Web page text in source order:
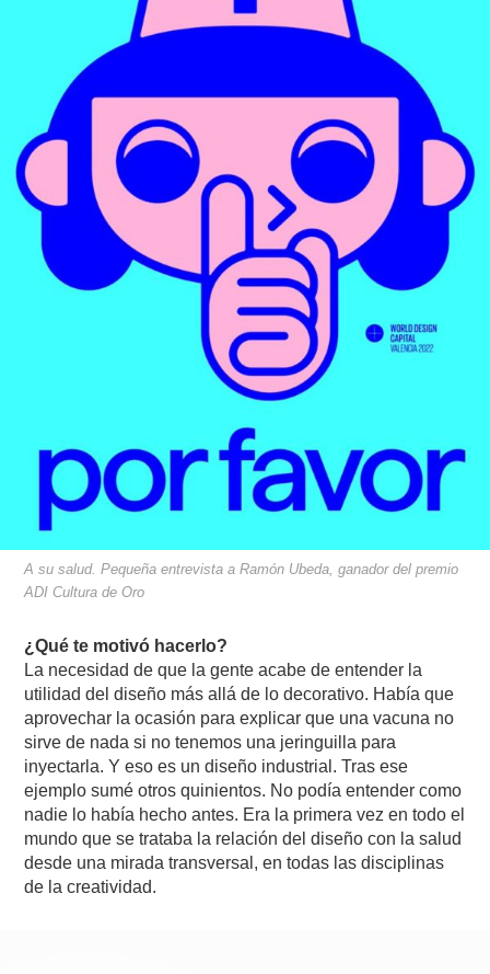
A su salud. Pequeña entrevista a Ramón Ubeda, ganador del premio
ADI Cultura de Oro
¿Qué te motivó hacerlo?
La necesidad de que la gente acabe de entender la
utilidad del diseño más allá de lo decorativo. Había que
aprovechar la ocasión para explicar que una vacuna no
sirve de nada si no tenemos una jeringuilla para
inyectarla. Y eso es un diseño industrial. Tras ese
ejemplo sumé otros quinientos. No podía entender como
nadie lo había hecho antes. Era la primera vez en todo el
mundo que se trataba la relación del diseño con la salud
desde una mirada transversal, en todas las disciplinas
de la creatividad.